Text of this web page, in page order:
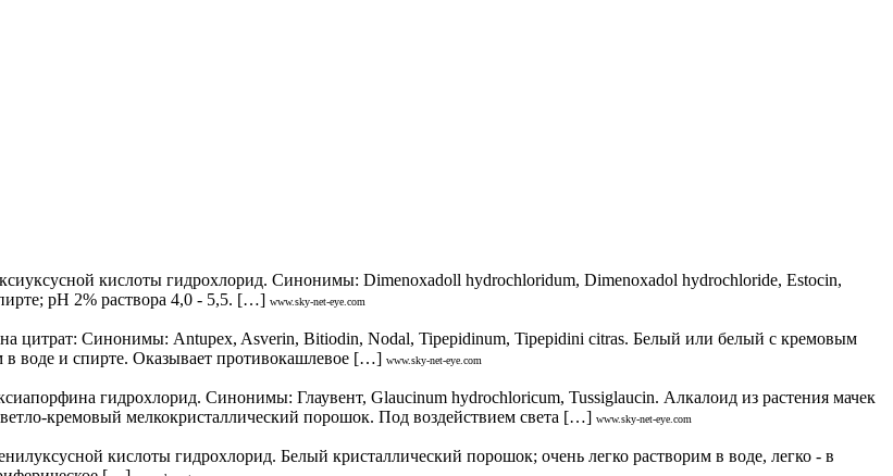
кислоты гидрохлорид. Синонимы: Dimenoxadoll hydrochloridum, Dimenoxadol hydrochloride, Estocin,
рН 2% раствора 4,0 - 5,5. […] www.sky-net-eye.com
Синонимы: Antupex, Asverin, Bitiodin, Nodal, Tipepidinum, Tipepidini citras. Белый или белый с кремовым
в воде и спирте. Оказывает противокашлевое […] www.sky-net-eye.com
гидрохлорид. Синонимы: Глаувент, Glaucinum hydrochloricum, Tussiglaucin. Алкалоид из растения мачек
кремовый мелкокристаллический порошок. Под воздействием света […] www.sky-net-eye.com
кислоты гидрохлорид. Белый кристаллический порошок; очень легко растворим в воде, легко - в